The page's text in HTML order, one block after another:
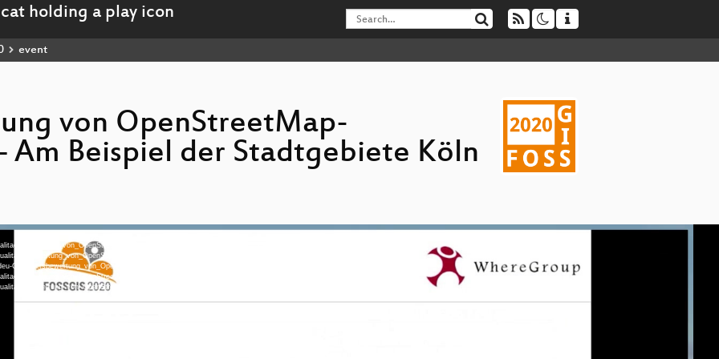
event
von OpenStreetMap-
Am Beispiel der Stadtgebiete Köln
Gebaeudedaten_-_Am_Beispiel_der_Stadtgebiete_Koeln_und_Gera_hd.mp4
Gebaeudedaten_-_Am_Beispiel_der_Stadtgebiete_Koeln_und_Gera_webm-hd.webm
Gebaeudedaten_-_Am_Beispiel_der_Stadtgebiete_Koeln_und_Gera_hd-slides.mp4
Gebaeudedaten_-_Am_Beispiel_der_Stadtgebiete_Koeln_und_Gera_sd.mp4
Gebaeudedaten_-_Am_Beispiel_der_Stadtgebiete_Koeln_und_Gera_webm-sd.webm